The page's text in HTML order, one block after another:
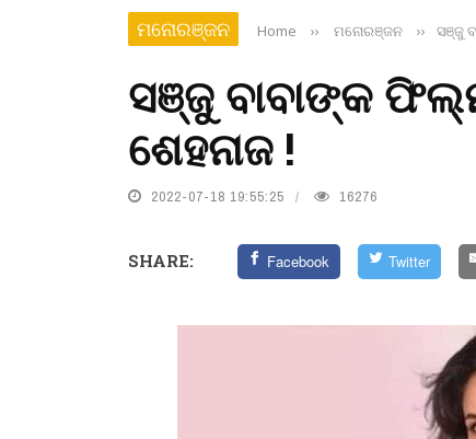
ମନୋରଞ୍ଜନ Home ›› ମନୋରଞ୍ଜନ ›› ସଞ୍ଜୁ
ସଞ୍ଜୁ ବାବାଙ୍କ
ଶେହନାଜ !
2022-07-18 19:55:25 16276
SHARE: Facebook Twitter